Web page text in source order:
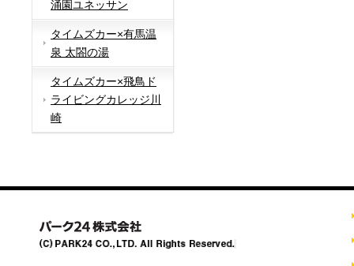
涌園ユネッサン
タイムズカー×有馬温
泉 太閤の湯
タイムズカー×飛鳥ド
ライビングカレッジ川
崎